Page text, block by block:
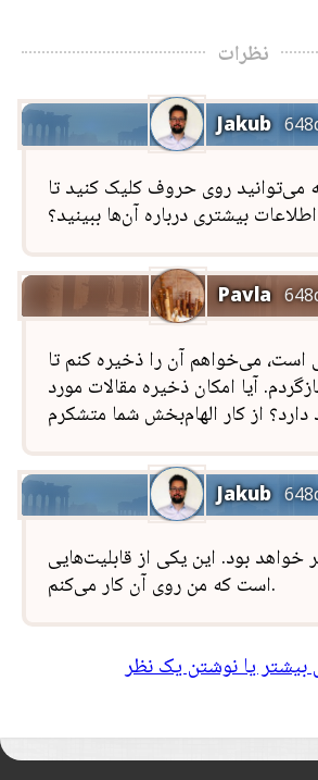
نظرات
Jakub
می‌توانید روی حروف کلیک کنید تا
اطلاعات بیشتری درباره آن‌ها ببینید؟
Pavla
است، می‌خواهم آن را ذخیره کنم تا
آیا امکان ذخیره مقالات مورد
Jakub
خواهد بود. این یکی از قابلیت‌هایی
است که من روی آن کار می‌کنم.
بیشتر یا نوشتن یک نظر